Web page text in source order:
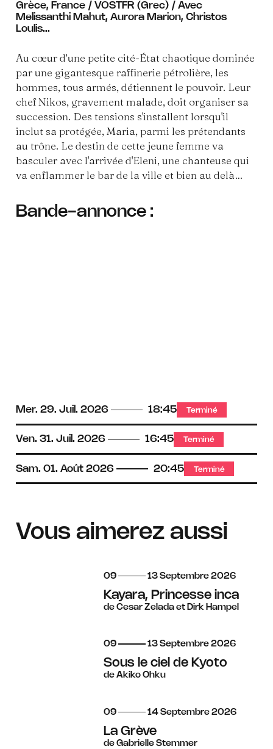
Grèce, France / VOSTFR (Grec) / Avec
Melissanthi Mahut, Aurora Marion, Christos
Loulis...
Au cœur d’une petite cité-État chaotique dominée
par une gigantesque raffinerie pétrolière, les
hommes, tous armés, détiennent le pouvoir. Leur
chef Nikos, gravement malade, doit organiser sa
succession. Des tensions s'installent lorsqu'il
inclut sa protégée, Maria, parmi les prétendants
au trône. Le destin de cette jeune femme va
basculer avec l'arrivée d'Eleni, une chanteuse qui
va enflammer le bar de la ville et bien au delà…
Bande-annonce :
Mer. 29. Juil. 2026 18:45 Terminé
Ven. 31. Juil. 2026 16:45 Terminé
Sam. 01. Août 2026 20:45 Terminé
Vous aimerez aussi
du
09 au
13 septembre
Septembre 2026
Kayara, Princesse inca
de Cesar Zelada et Dirk Hampel
du
09 au
13 septembre
Septembre 2026
Sous le ciel de Kyoto
de Akiko Ohku
du
09 au
14 septembre
Septembre 2026
La Grève
de Gabrielle Stemmer